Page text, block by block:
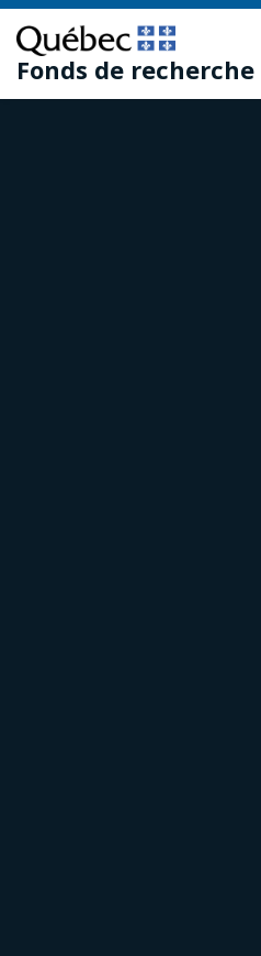
Passer
au
contenu
principal
Passer
au
pied
de
Fonds de